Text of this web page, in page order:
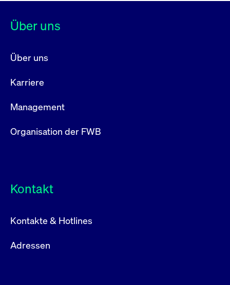
Über uns
Über uns
Karriere
Management
Organisation der FWB
Kontakt
Kontakte & Hotlines
Adressen